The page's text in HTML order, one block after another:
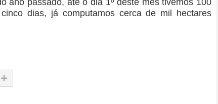
dias, já computamos cerca de mil hectares